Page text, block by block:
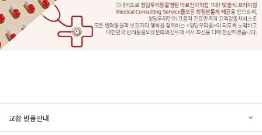
등록된 문의가 없습니다.
등록된 리뷰가 없습니다.
교환 반품안내